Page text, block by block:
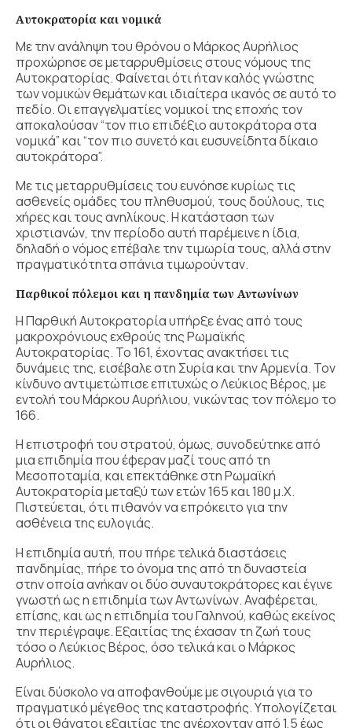
Αυτοκρατορία και νομικά
Με την ανάληψη του θρόνου ο Μάρκος Αυρήλιος
προχώρησε σε μεταρρυθμίσεις στους νόμους της
Αυτοκρατορίας. Φαίνεται ότι ήταν καλός γνώστης
των νομικών θεμάτων και ιδιαίτερα ικανός σε αυτό το
πεδίο. Οι επαγγελματίες νομικοί της εποχής τον
αποκαλούσαν “τον πιο επιδέξιο αυτοκράτορα στα
νομικά” και “τον πιο συνετό και ευσυνείδητα δίκαιο
αυτοκράτορα”.
Με τις μεταρρυθμίσεις του ευνόησε κυρίως τις
ασθενείς ομάδες του πληθυσμού, τους δούλους, τις
χήρες και τους ανηλίκους. Η κατάσταση των
χριστιανών, την περίοδο αυτή παρέμεινε η ίδια,
δηλαδή ο νόμος επέβαλε την τιμωρία τους, αλλά στην
πραγματικότητα σπάνια τιμωρούνταν.
Παρθικοί πόλεμοι και η πανδημία των Αντωνίνων
Η Παρθική Αυτοκρατορία υπήρξε ένας από τους
μακροχρόνιους εχθρούς της Ρωμαϊκής
Αυτοκρατορίας. Το 161, έχοντας ανακτήσει τις
δυνάμεις της, εισέβαλε στη Συρία και την Αρμενία. Τον
κίνδυνο αντιμετώπισε επιτυχώς ο Λεύκιος Βέρος, με
εντολή του Μάρκου Αυρήλιου, νικώντας τον πόλεμο το
166.
Η επιστροφή του στρατού, όμως, συνοδεύτηκε από
μια επιδημία που έφεραν μαζί τους από τη
Μεσοποταμία, και επεκτάθηκε στη Ρωμαϊκή
Αυτοκρατορία μεταξύ των ετών 165 και 180 μ.Χ.
Πιστεύεται, ότι πιθανόν να επρόκειτο για την
ασθένεια της ευλογιάς.
Η επιδημία αυτή, που πήρε τελικά διαστάσεις
πανδημίας, πήρε το όνομα της από τη δυναστεία
στην οποία ανήκαν οι δύο συναυτοκράτορες και έγινε
γνωστή ως η επιδημία των Αντωνίνων. Αναφέρεται,
επίσης, και ως η επιδημία του Γαληνού, καθώς εκείνος
την περιέγραψε. Εξαιτίας της έχασαν τη ζωή τους
τόσο ο Λεύκιος Βέρος, όσο τελικά και ο Μάρκος
Αυρήλιος.
Είναι δύσκολο να αποφανθούμε με σιγουριά για το
πραγματικό μέγεθος της καταστροφής. Υπολογίζεται
ότι οι θάνατοι εξαιτίας της ανέρχονταν από 1,5 έως